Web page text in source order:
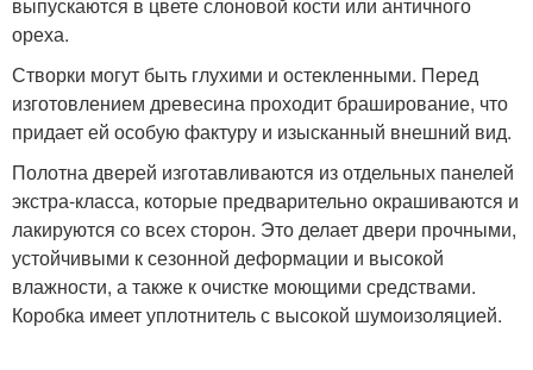
ореха.
Створки могут быть глухими и остекленными. Перед
изготовлением древесина проходит браширование, что
придает ей особую фактуру и изысканный внешний вид.
Полотна дверей изготавливаются из отдельных панелей
экстра-класса, которые предварительно окрашиваются и
лакируются со всех сторон. Это делает двери прочными,
устойчивыми к сезонной деформации и высокой
влажности, а также к очистке моющими средствами.
Коробка имеет уплотнитель с высокой шумоизоляцией.